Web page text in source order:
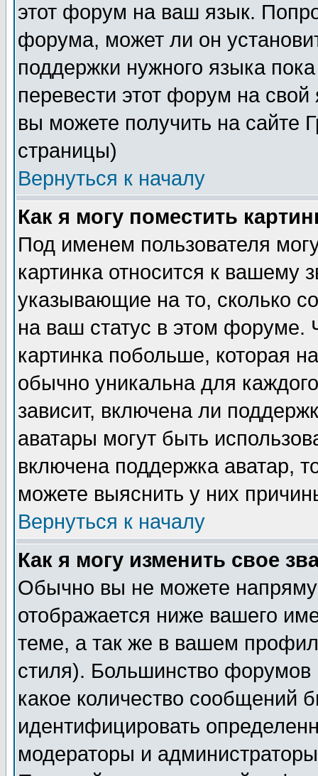
этот форум на ваш язык.
форума, может ли он
поддержки нужного языка
перевести этот форум на
вы можете получить на сайте
страницы)
Вернуться к началу
Как я могу поместить
Под именем пользователя
картинка относится к вашему
указывающие на то, сколько
на ваш статус в этом форуме.
картинка побольше, которая
обычно уникальна для
зависит, включена ли
аватары могут быть
включена поддержка аватар,
можете выяснить у них
Вернуться к началу
Как я могу изменить свое
Обычно вы не можете
отображается ниже вашего
теме, а так же в вашем
стиля). Большинство форумов
какое количество сообщений
идентифицировать
модераторы и